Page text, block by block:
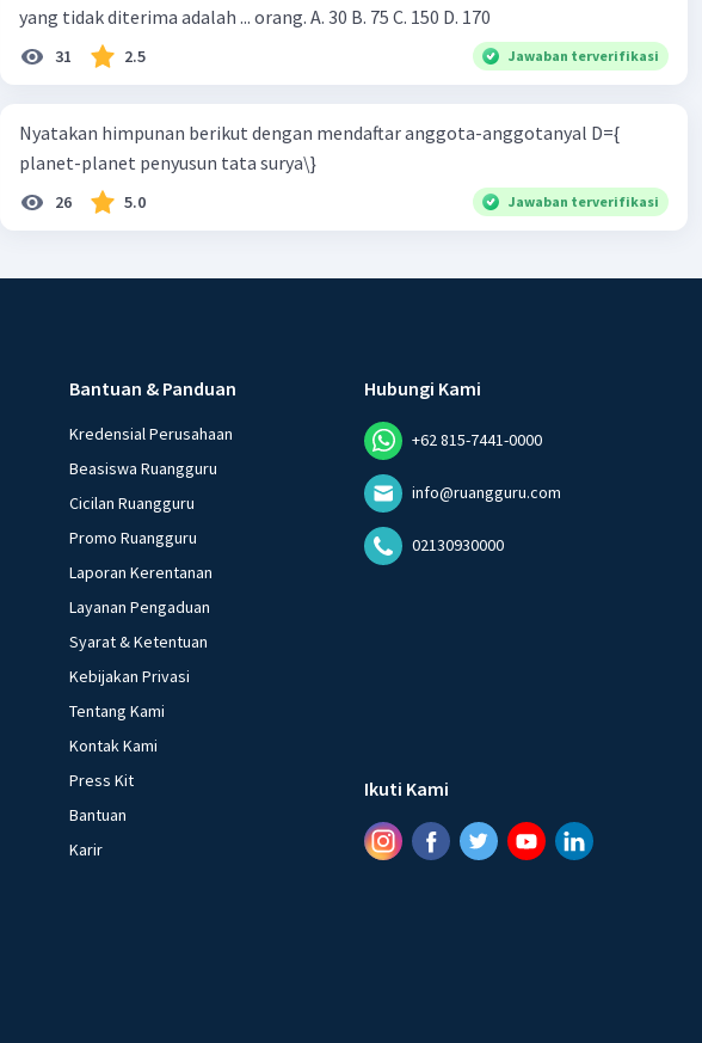
yang tidak diterima adalah ... orang. A. 30 B. 75 C. 150 D. 170
31 2.5 Jawaban terverifikasi
Nyatakan himpunan berikut dengan mendaftar anggota-anggotanyal D={
planet-planet penyusun tata surya\}
26 5.0 Jawaban terverifikasi
Bantuan & Panduan
Kredensial Perusahaan
Beasiswa Ruangguru
Cicilan Ruangguru
Promo Ruangguru
Laporan Kerentanan
Layanan Pengaduan
Syarat & Ketentuan
Kebijakan Privasi
Tentang Kami
Kontak Kami
Press Kit
Bantuan
Karir
Hubungi Kami
+62 815-7441-0000
info@ruangguru.com
02130930000
Ikuti Kami